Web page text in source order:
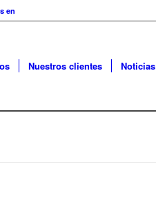
en
Nuestros clientes Noticias